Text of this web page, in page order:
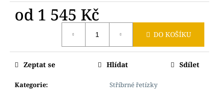
od 1 545 Kč
DO KOŠÍKU
Kategorie: Stříbrné řetízky
Zeptat se Hlídat Sdílet